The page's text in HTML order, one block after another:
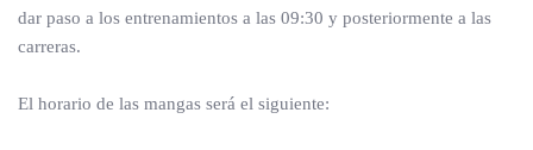
dar paso a los entrenamientos a las 09:30 y posteriormente a las
carreras.
El horario de las mangas será el siguiente: